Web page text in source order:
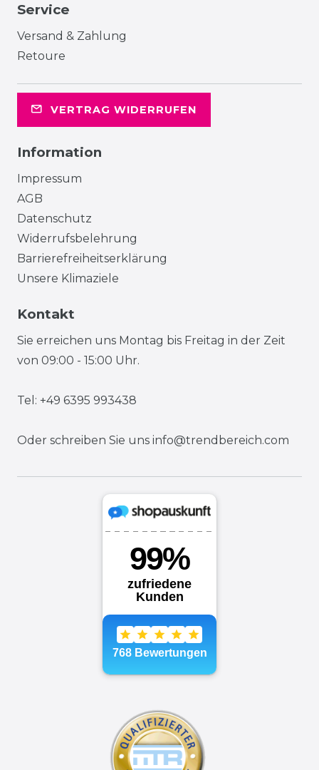
Service
Versand & Zahlung
Retoure
VERTRAG WIDERRUFEN
Information
Impressum
AGB
Datenschutz
Widerrufsbelehrung
Barrierefreiheitserklärung
Unsere Klimaziele
Kontakt
Sie erreichen uns Montag bis Freitag in der Zeit
von 09:00 - 15:00 Uhr.
Tel: +49 6395 993438
Oder schreiben Sie uns info@trendbereich.com